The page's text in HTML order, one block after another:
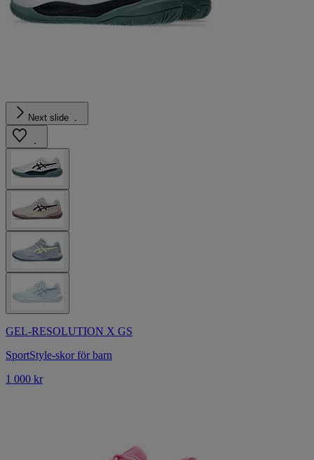
Next slide
GEL-RESOLUTION X GS
SportStyle-skor för barn
1 000 kr